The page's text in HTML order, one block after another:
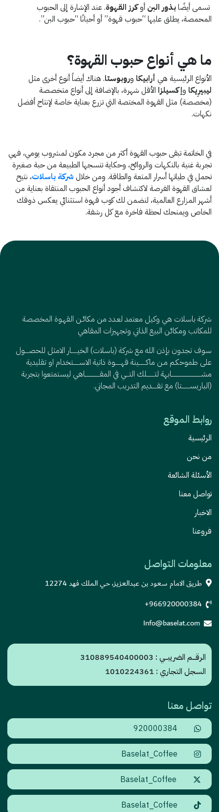
تسمى أيضًابذور البن أوكرز القهوة. عند الإشارة إلى الحبوب
المحمصة، يطلق عليها “حبوب قهوة” أو أحيانًا “حبوب البن”.
ما هي أنواع حبوب القهوة؟
الأنواع الرئيسية هي أرابيكا وروبوستا. هناك أيضاً أنوع أخرى مثل
ليبيرِيكا وإكسيلزا الأقل شهرة، بالإضافة إلى أنواع متخصصة
(مخصصة) مثل القهوة المختصة التي تزرع بعناية خاصة لإنتاج أفضل
نكهات.
في الخاتمة تبقى حبوب القهوة أكثر من مجرد مكون لمشروب يومي، فهي
تجربة غنية بالنكهات والروائح، وحكاية تنسجها الطبيعة من حبة صغيرة
تحمل في طياتها أسرار المتعة والطاقة. ومن خلال شركة باسلات، نتيح
لعشاق القهوة الفرصة لاكتشاف أجود أنواع الحبوب المنتقاة بعناية من
أشهر المزارع العالمية، لنضمن لك كوب قهوة استثنائي يعكس ذوقك
الخاص ويمنحك لحظة فاخرة مع كل رشفة.
شركة باسلات هي وكيل معتمد لعـدد من مكائـن القهـوة المخصصة
للمكاتب ومكائن البيع الذاتي وتجهيزات المقاهي
سوف تجدون بإذن الله مع شركة (باسلات) الخيــــــار الامثل للحصــــول
على طموحكـم مـن ماكـــــــينة قهــــــوة ذاتية الاســــــتخدام او تقليدية
مشــــــــــــــــــــــــــــــابهة لتــــــــلك التـــي في المقـــــــــــــــاهي ليستمتعوا بتجربة
(الباريســــــــتا) مع تقـــــديم التدريب المجاني.
روابط الموقع
الرئيسية
من نحن
الأسئلة الشائعة
تواصل معنا
الاخبار
فروعنا
معلومات التواصل
طريق الامام سعود بن عبدالعزيز، حي الملك فهد 12274
+966920000384
Info@baselat.com
الرقـــم الضريبــي : 310889540400003
السجل التجاري : 1010224361
تواصل معنا
920000384
Baselat_Coffee
Baselat_Coffee
Baselat_Coffee